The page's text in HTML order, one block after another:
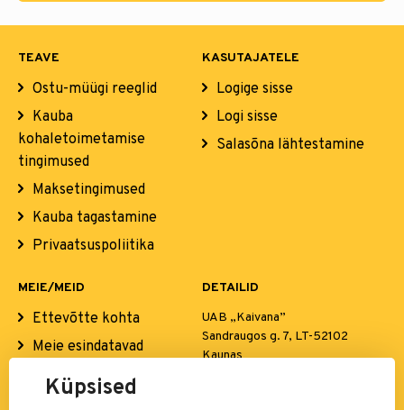
TEAVE
Ostu-müügi reeglid
Kauba
kohaletoimetamise
tingimused
Maksetingimused
Kauba tagastamine
Privaatsuspoliitika
KASUTAJATELE
Logige sisse
Logi sisse
Salasõna lähtestamine
MEIE/MEID
Ettevõtte kohta
Meie esindatavad
Kontaktid
DETAILID
UAB „Kaivana”
Sandraugos g. 7, LT-52102
Kaunas
Küpsised